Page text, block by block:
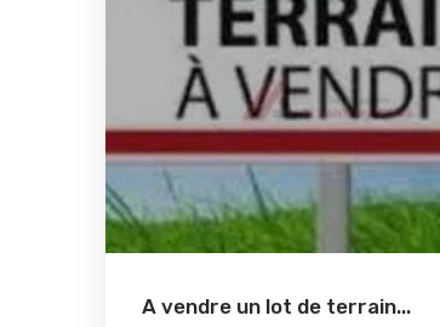
A vendre un lot de terrain...